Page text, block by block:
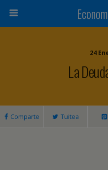
24
La
Comparte Tuitea